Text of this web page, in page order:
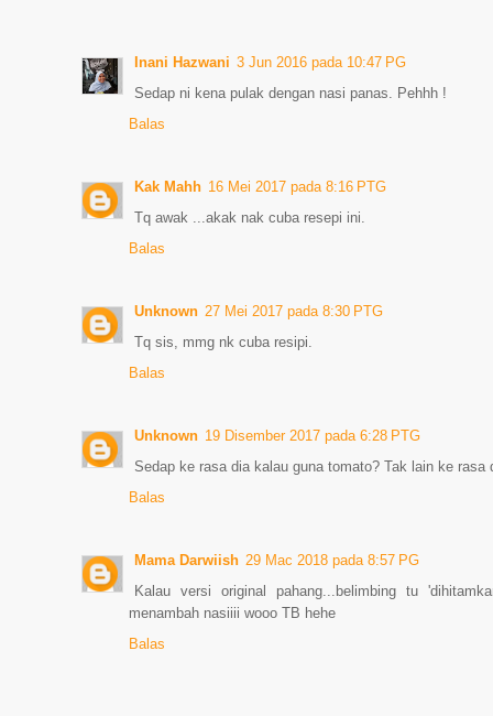
Inani Hazwani 3 Jun 2016 pada 10:47 PG
Sedap ni kena pulak dengan nasi panas. Pehhh !
Balas
Kak Mahh 16 Mei 2017 pada 8:16 PTG
Tq awak ...akak nak cuba resepi ini.
Balas
Unknown 27 Mei 2017 pada 8:30 PTG
Tq sis, mmg nk cuba resipi.
Balas
Unknown 19 Disember 2017 pada 6:28 PTG
Sedap ke rasa dia kalau guna tomato? Tak lain ke rasa
Balas
Mama Darwiish 29 Mac 2018 pada 8:57 PG
Kalau versi original pahang...belimbing tu
menambah nasiiii wooo TB hehe
Balas